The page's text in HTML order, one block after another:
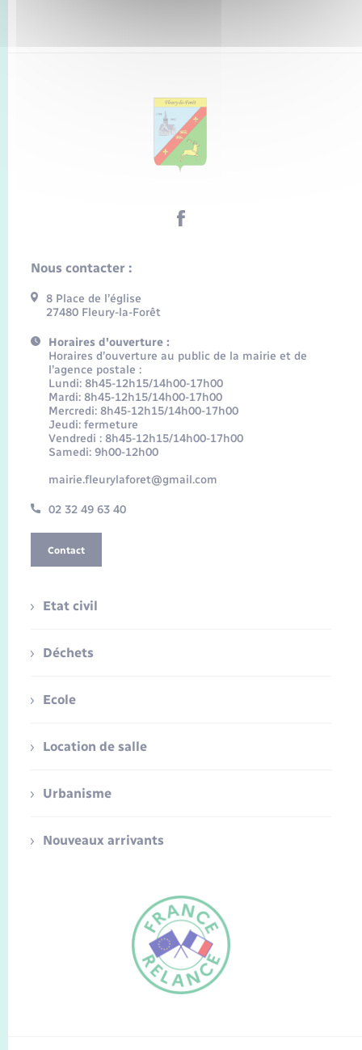
FR
Nous contacter :
8 Place de l’église
27480 Fleury-la-Forêt
Horaires d'ouverture :
Horaires d’ouverture au public de la mairie et de
l’agence postale :
Lundi: 8h45-12h15/14h00-17h00
Mardi: 8h45-12h15/14h00-17h00
Mercredi: 8h45-12h15/14h00-17h00
Jeudi: fermeture
Vendredi : 8h45-12h15/14h00-17h00
Samedi: 9h00-12h00
mairie.fleurylaforet@gmail.com
02 32 49 63 40
Contact
Etat civil
Déchets
Ecole
Location de salle
Urbanisme
Nouveaux arrivants